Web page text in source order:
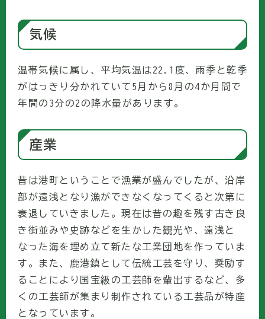
気候
温帯気候に属し、平均気温は22.1度、雨季と乾季
がはっきり分かれていて5月から8月の4か月間で
年間の3分の2の降水量があります。
産業
昔は港町ということで漁業が盛んでしたが、沿岸
部が遠浅となり漁ができなくなってくると次第に
衰退していきました。現在は昔の趣を残す古き良
き街並みや史跡などを生かした観光や、遠浅と
なった海を埋め立て新たな工業団地を作っていま
す。また、鹿港鎮として伝統工芸を守り、奨励す
ることにより国宝級の工芸師を輩出するなど、多
くの工芸師が集まり制作されている工芸品が特産
となっています。